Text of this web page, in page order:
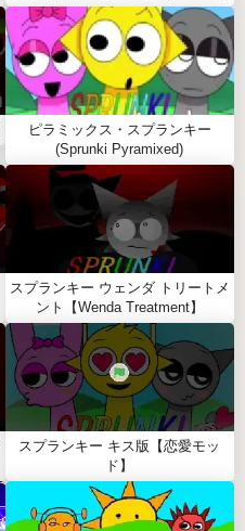
ピラミックス・スプランキー
(Sprunki Pyramixed)
スプランキー ウェンダ トリートメ
ント【Wenda Treatment】
スプランキー キス版【恋愛モッ
ド】